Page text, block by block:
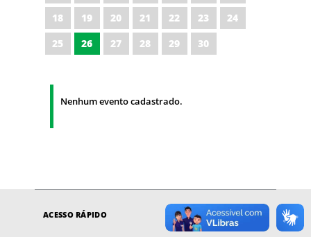
18
19 20 21 22 23
24
25
26 27 28 29 30
Nenhum evento cadastrado.
ACESSO RÁPIDO